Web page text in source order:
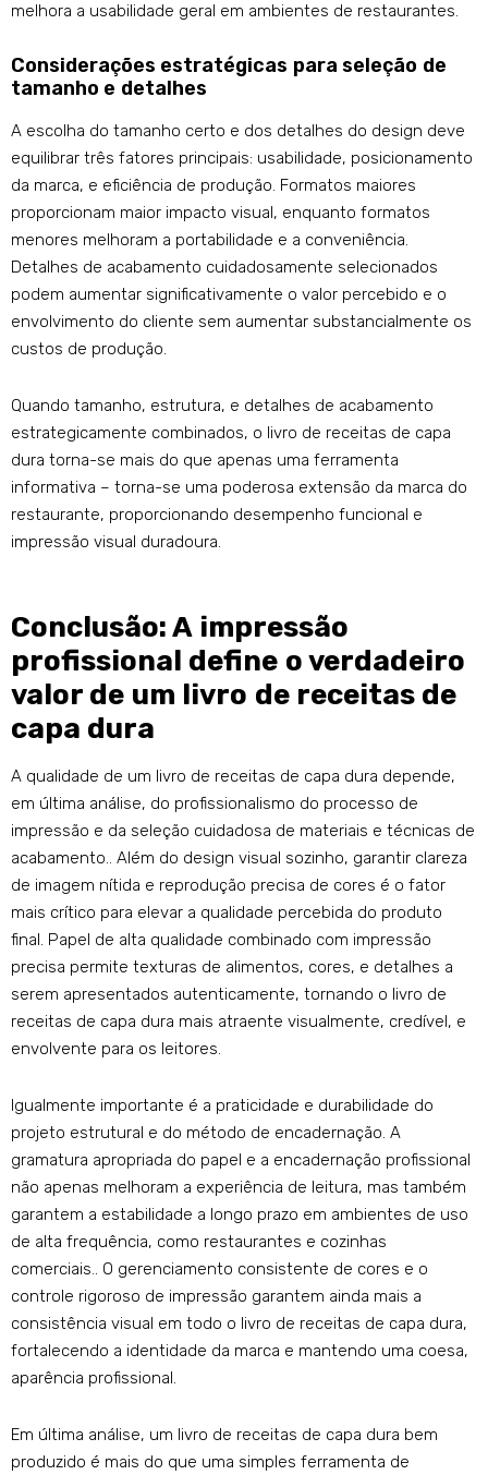
melhora a usabilidade geral em ambientes de restaurantes.
Considerações estratégicas para seleção de
tamanho e detalhes
A escolha do tamanho certo e dos detalhes do design deve
equilibrar três fatores principais: usabilidade, posicionamento
da marca, e eficiência de produção. Formatos maiores
proporcionam maior impacto visual, enquanto formatos
menores melhoram a portabilidade e a conveniência.
Detalhes de acabamento cuidadosamente selecionados
podem aumentar significativamente o valor percebido e o
envolvimento do cliente sem aumentar substancialmente os
custos de produção.
Quando tamanho, estrutura, e detalhes de acabamento
estrategicamente combinados, o livro de receitas de capa
dura torna-se mais do que apenas uma ferramenta
informativa – torna-se uma poderosa extensão da marca do
restaurante, proporcionando desempenho funcional e
impressão visual duradoura.
Conclusão: A impressão
profissional define o verdadeiro
valor de um livro de receitas de
capa dura
A qualidade de um livro de receitas de capa dura depende,
em última análise, do profissionalismo do processo de
impressão e da seleção cuidadosa de materiais e técnicas de
acabamento.. Além do design visual sozinho, garantir clareza
de imagem nítida e reprodução precisa de cores é o fator
mais crítico para elevar a qualidade percebida do produto
final. Papel de alta qualidade combinado com impressão
precisa permite texturas de alimentos, cores, e detalhes a
serem apresentados autenticamente, tornando o livro de
receitas de capa dura mais atraente visualmente, credível, e
envolvente para os leitores.
Igualmente importante é a praticidade e durabilidade do
projeto estrutural e do método de encadernação. A
gramatura apropriada do papel e a encadernação profissional
não apenas melhoram a experiência de leitura, mas também
garantem a estabilidade a longo prazo em ambientes de uso
de alta frequência, como restaurantes e cozinhas
comerciais.. O gerenciamento consistente de cores e o
controle rigoroso de impressão garantem ainda mais a
consistência visual em todo o livro de receitas de capa dura,
fortalecendo a identidade da marca e mantendo uma coesa,
aparência profissional.
Em última análise, um livro de receitas de capa dura bem
produzido é mais do que uma simples ferramenta de